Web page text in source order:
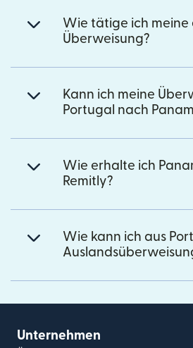
Wie tätige ich meine
Überweisung?
Kann ich meine
Portugal nach
Wie erhalte ich
Remitly?
Wie kann ich aus
Unternehmen